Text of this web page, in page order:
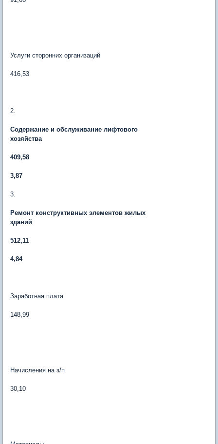
Услуги сторонних организаций
416,53
2.
Содержание и обслуживание лифтового
хозяйства
409,58
3,87
3.
Ремонт конструктивных элементов жилых
зданий
512,11
4,84
Заработная плата
148,99
Начисления на з/п
30,10